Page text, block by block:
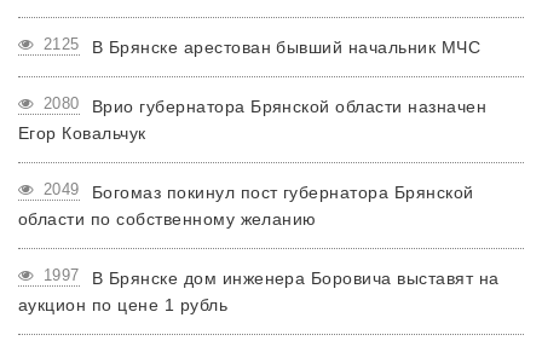
2125 В Брянске арестован бывший начальник МЧС
2080
Врио губернатора Брянской области назначен
Егор Ковальчук
2049
Богомаз покинул пост губернатора Брянской
области по собственному желанию
1997
В Брянске дом инженера Боровича выставят на
аукцион по цене 1 рубль